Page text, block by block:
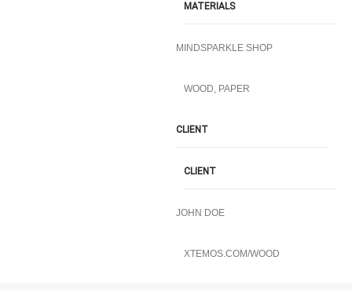
MATERIALS
MINDSPARKLE SHOP
WOOD, PAPER
CLIENT
CLIENT
JOHN DOE
XTEMOS.COM/WOOD